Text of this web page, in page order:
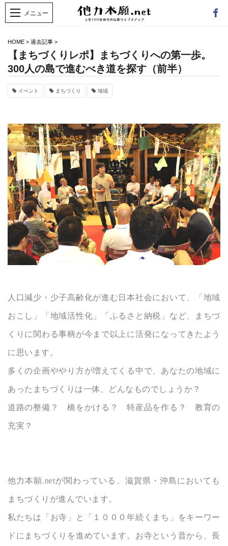
HOME > 過去記事 >
【まちづくりレポ】まちづくりへの第一歩。
300人の島で進むべき道を探す（前半）
イベント まちづくり 地域
人口減少・少子高齢化が進む日本社会において、「地域
おこし」「地域活性化」「ふるさと納税」など、まちづ
くりに関わる事柄が今まで以上に活発になってきたよう
に思います。
多くの企画ややり方が増えてくる中で、あなたの地域に
あったまちづくりは一体、どんなものでしょうか？
道路の整備？ 橋をかける？ 特産品を作る？ 教育の
充実？
他力本願.netが関わっている、滋賀県・沖島においても
まちづくりが進んでいます。
私たちは「お寺」と「１０００年続くまち」をキーワー
ドにまちづくりを進めています。お寺という昔から、長